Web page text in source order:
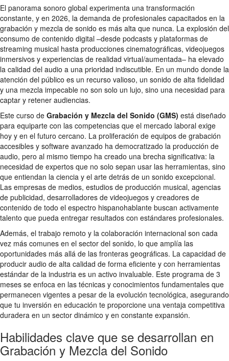
El panorama sonoro global experimenta una transformación
constante, y en 2026, la demanda de profesionales capacitados en la
grabación y mezcla de sonido es más alta que nunca. La explosión del
consumo de contenido digital –desde podcasts y plataformas de
streaming musical hasta producciones cinematográficas, videojuegos
inmersivos y experiencias de realidad virtual/aumentada– ha elevado
la calidad del audio a una prioridad indiscutible. En un mundo donde la
atención del público es un recurso valioso, un sonido de alta fidelidad
y una mezcla impecable no son solo un lujo, sino una necesidad para
captar y retener audiencias.
Este curso de Grabación y Mezcla del Sonido (GMS) está diseñado
para equiparte con las competencias que el mercado laboral exige
hoy y en el futuro cercano. La proliferación de equipos de grabación
accesibles y software avanzado ha democratizado la producción de
audio, pero al mismo tiempo ha creado una brecha significativa: la
necesidad de expertos que no solo sepan usar las herramientas, sino
que entiendan la ciencia y el arte detrás de un sonido excepcional.
Las empresas de medios, estudios de producción musical, agencias
de publicidad, desarrolladores de videojuegos y creadores de
contenido de todo el espectro hispanohablante buscan activamente
talento que pueda entregar resultados con estándares profesionales.
Además, el trabajo remoto y la colaboración internacional son cada
vez más comunes en el sector del sonido, lo que amplía las
oportunidades más allá de las fronteras geográficas. La capacidad de
producir audio de alta calidad de forma eficiente y con herramientas
estándar de la industria es un activo invaluable. Este programa de 3
meses se enfoca en las técnicas y conocimientos fundamentales que
permanecen vigentes a pesar de la evolución tecnológica, asegurando
que tu inversión en educación te proporcione una ventaja competitiva
duradera en un sector dinámico y en constante expansión.
Habilidades clave que se desarrollan en
Grabación y Mezcla del Sonido